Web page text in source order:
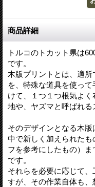
商品詳細
トルコのトカット県は
です。
木版プリントとは、適
を、特殊な道具を使っ
けて、１つ１つ根気よ
地や、ヤズマと呼ばれる
そのデザインとなる木
中で新しく加えられた
フを参考にしたもの）
です。
それらを必要に応じて
すが、その作業自体も